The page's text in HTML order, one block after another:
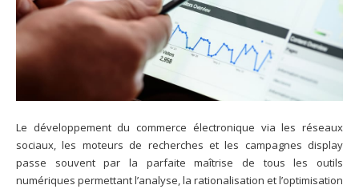
Le développement du commerce électronique via les réseaux
sociaux, les moteurs de recherches et les campagnes display
passe souvent par la parfaite maîtrise de tous les outils
numériques permettant l’analyse, la rationalisation et l’optimisation